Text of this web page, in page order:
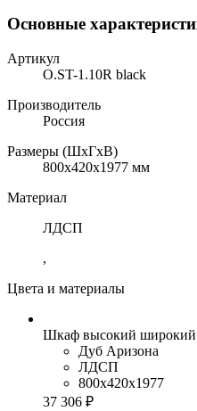
Основные
Артикул
O.ST-1.10R black
Производитель
Россия
Размеры (ШхГхВ)
800x420x1977 мм
Материал
ЛДСП
,
Цвета и материалы
Шкаф высокий широкий
Дуб Аризона
ЛДСП
800x420x1977
37 306 ₽